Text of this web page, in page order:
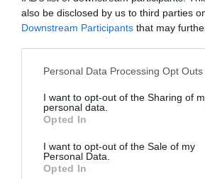
also be disclosed by us to third parties
Downstream Participants that may
Please note that this website/app uses
not limited to your visit or usage
grant or deny consent to Google and its
use your data for below specified
consent section.
Personal Data Processing Opt Outs
I want to opt-out of the Sharing of
personal data.
Opted In
I want to opt-out of the Sale of my
Personal Data.
Opted In
belép majd a varázslatos világba,
csodálatos szereplőkkel, és átélje
meg!
Címkék: koncert